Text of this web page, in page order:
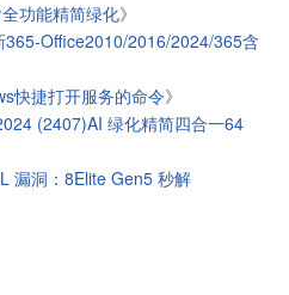
功能精简绿化》
365-Office2010/2016/2024/365含
快捷打开服务的命令》
(2407)AI 绿化精简四合一64
漏洞：8Elite Gen5 秒解